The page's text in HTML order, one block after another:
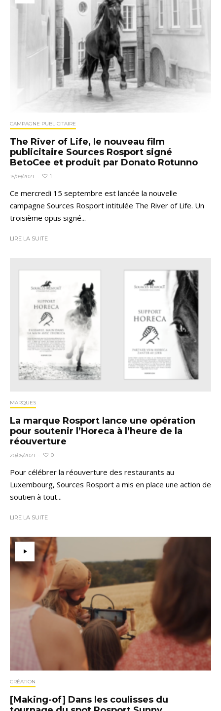
CAMPAGNE PUBLICITAIRE
The River of Life, le nouveau film
publicitaire Sources Rosport signé
BetoCee et produit par Donato Rotunno
15/09/2021 · 1
Ce mercredi 15 septembre est lancée la nouvelle
campagne Sources Rosport intitulée The River of Life. Un
troisième opus signé...
LIRE LA SUITE
MARQUES
La marque Rosport lance une opération
pour soutenir l’Horeca à l’heure de la
réouverture
20/05/2021 · 0
Pour célébrer la réouverture des restaurants au
Luxembourg, Sources Rosport a mis en place une action de
soutien à tout...
LIRE LA SUITE
CRÉATION
[Making-of] Dans les coulisses du